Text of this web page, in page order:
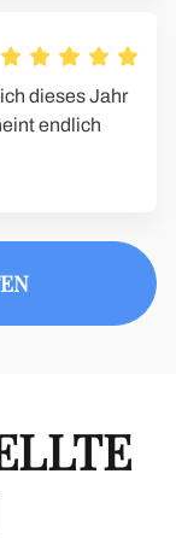
dieses Jahr
endlich